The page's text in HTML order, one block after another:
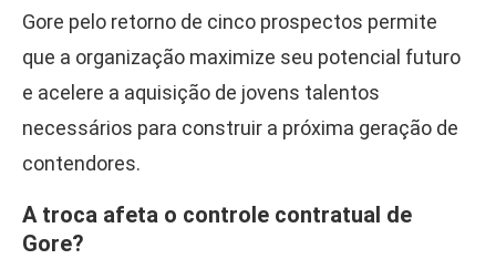
Gore pelo retorno de cinco prospectos permite
que a organização maximize seu potencial futuro
e acelere a aquisição de jovens talentos
necessários para construir a próxima geração de
contendores.
A troca afeta o controle contratual de
Gore?